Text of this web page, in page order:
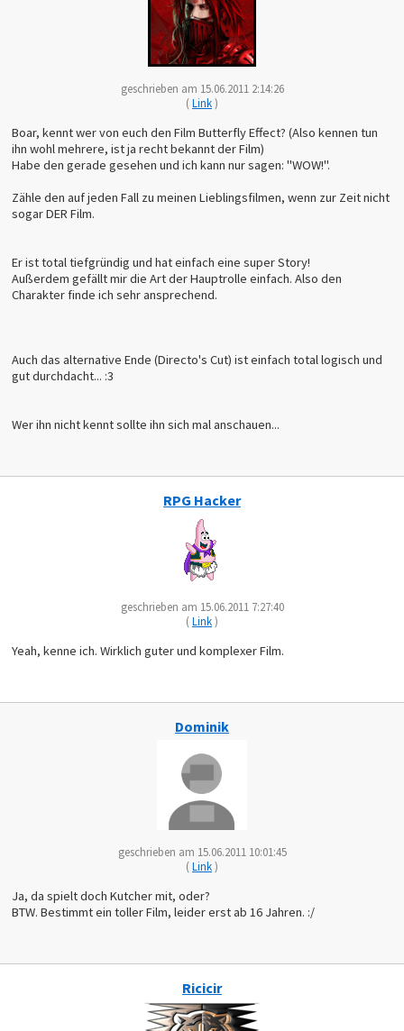
geschrieben am 15.06.2011 2:14:26
(Link)
Boar, kennt wer von euch den Film Butterfly Effect? (Also kennen tun
ihn wohl mehrere, ist ja recht bekannt der Film)
Habe den gerade gesehen und ich kann nur sagen: "WOW!".
Zähle den auf jeden Fall zu meinen Lieblingsfilmen, wenn zur Zeit nicht
sogar DER Film.
Er ist total tiefgründig und hat einfach eine super Story!
Außerdem gefällt mir die Art der Hauptrolle einfach. Also den
Charakter finde ich sehr ansprechend.
Auch das alternative Ende (Directo's Cut) ist einfach total logisch und
gut durchdacht... :3
Wer ihn nicht kennt sollte ihn sich mal anschauen...
RPG Hacker
geschrieben am 15.06.2011 7:27:40
(Link)
Yeah, kenne ich. Wirklich guter und komplexer Film.
Dominik
geschrieben am 15.06.2011 10:01:45
(Link)
Ja, da spielt doch Kutcher mit, oder?
BTW. Bestimmt ein toller Film, leider erst ab 16 Jahren. :/
Ricicir